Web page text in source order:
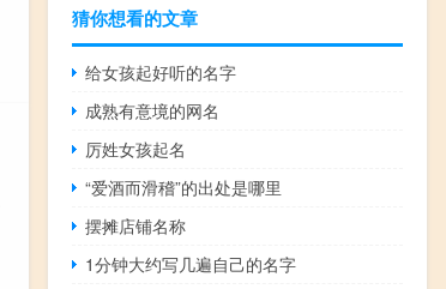
猜你想看的文章
给女孩起好听的名字
成熟有意境的网名
厉姓女孩起名
“爱酒而滑稽”的出处是哪里
摆摊店铺名称
1分钟大约写几遍自己的名字